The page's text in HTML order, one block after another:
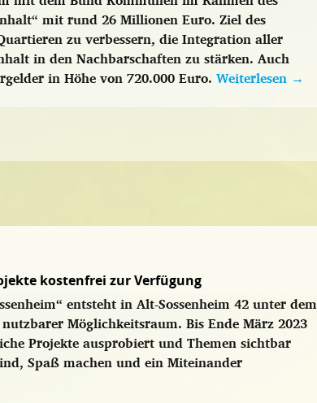
mit rund 26 Millionen Euro. Ziel des
zu verbessern, die Integration aller
in den Nachbarschaften zu stärken. Auch
in Höhe von 720.000 Euro. Weiterlesen →
kostenfrei zur Verfügung
entsteht in Alt-Sossenheim 42 unter dem
Möglichkeitsraum. Bis Ende März 2023
Projekte ausprobiert und Themen sichtbar
Spaß machen und ein Miteinander